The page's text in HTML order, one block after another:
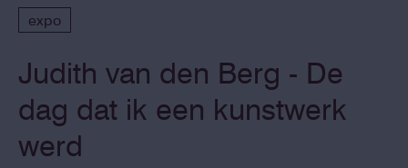
expo
Judith van den Berg - De
dag dat ik een kunstwerk
werd